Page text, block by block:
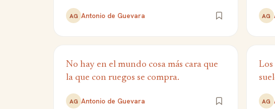
AG Antonio de Guevara AG
No hay en el mundo cosa más cara que
la que con ruegos se compra.
AG Antonio de Guevara
Los
AG